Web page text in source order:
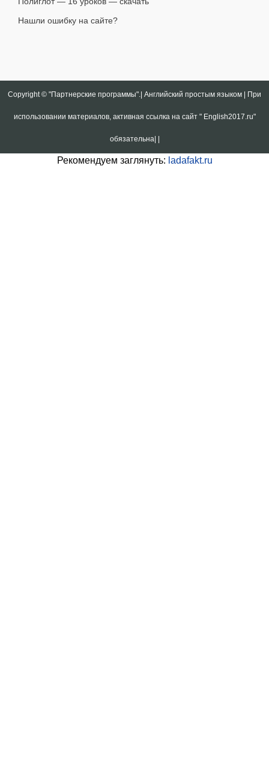
Нашли ошибку на сайте?
Copyright © "Партнерские программы".| Английский простым языком | При
использовании материалов, активная ссылка на сайт " English2017.ru"
обязательна| |
Рекомендуем заглянуть: ladafakt.ru